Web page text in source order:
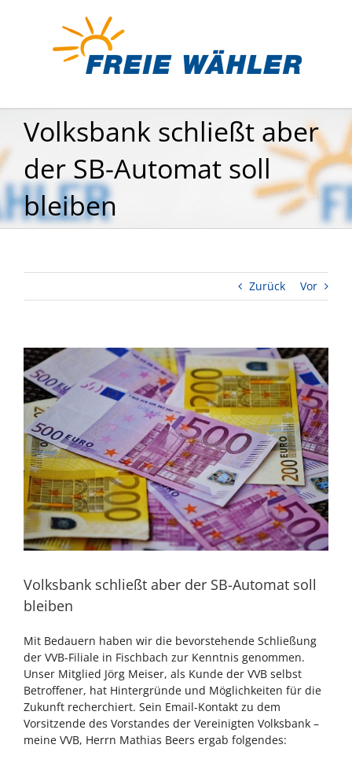
Volksbank schließt aber
der SB-Automat soll
bleiben
Zurück Vor
Zeige
grösseres
Bild
Volksbank schließt aber der SB-Automat soll
bleiben
Mit Bedauern haben wir die bevorstehende Schließung
der VVB-Filiale in Fischbach zur Kenntnis genommen.
Unser Mitglied Jörg Meiser, als Kunde der VVB selbst
Betroffener, hat Hintergründe und Möglichkeiten für die
Zukunft recherchiert. Sein Email-Kontakt zu dem
Vorsitzende des Vorstandes der Vereinigten Volksbank –
meine VVB, Herrn Mathias Beers ergab folgendes: